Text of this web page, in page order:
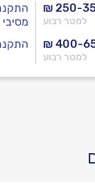
₪ 250-
למטר רבוע
₪ 400-
למטר רבוע